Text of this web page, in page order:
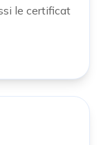
le certificat